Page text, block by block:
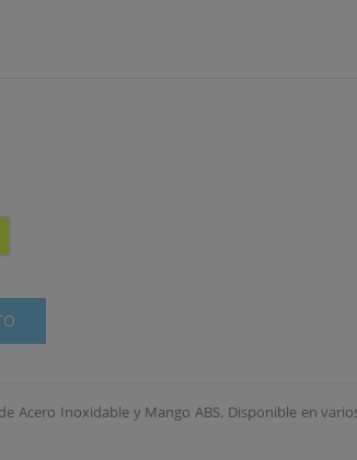
Acero Inoxidable y Mango ABS. Disponible en